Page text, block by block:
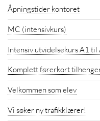
Åpningstider kontoret
MC (intensivkurs)
Intensiv utvidelsekurs A1
Komplett førerkort
Velkommen som elev
Vi søker ny trafikklærer!